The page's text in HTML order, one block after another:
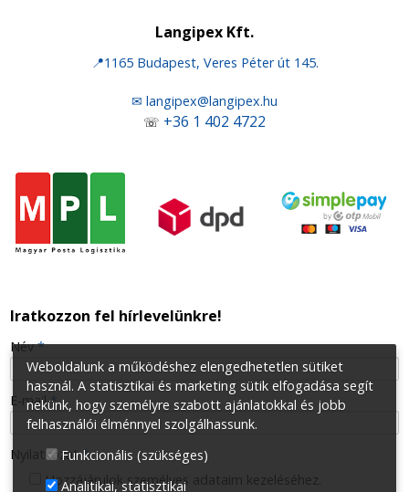
Langipex Kft.
📍1165 Budapest, Veres Péter út 145.
✉ langipex@langipex.hu
☏ +36 1 402 4722
Iratkozzon fel hírlevelünkre!
-
-
-
Név*
E-mail*
Nyilatkozat*
Hozzájárulok személyes adataim kezeléséhez.
Weboldalunk a működéshez elengedhetetlen sütiket
használ. A statisztikai és marketing sütik elfogadása segít
nekünk, hogy személyre szabott ajánlatokkal és jobb
felhasználói élménnyel szolgálhassunk.
Funkcionális (szükséges)
Analitikai, statisztikai